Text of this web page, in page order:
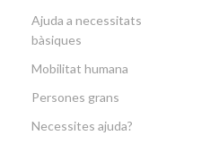
Ajuda a necessitats
bàsiques
Mobilitat humana
Persones grans
Necessites ajuda?